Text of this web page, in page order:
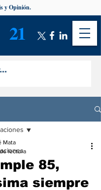
21
y Opinión.
85,
siempre
Mata
lectura